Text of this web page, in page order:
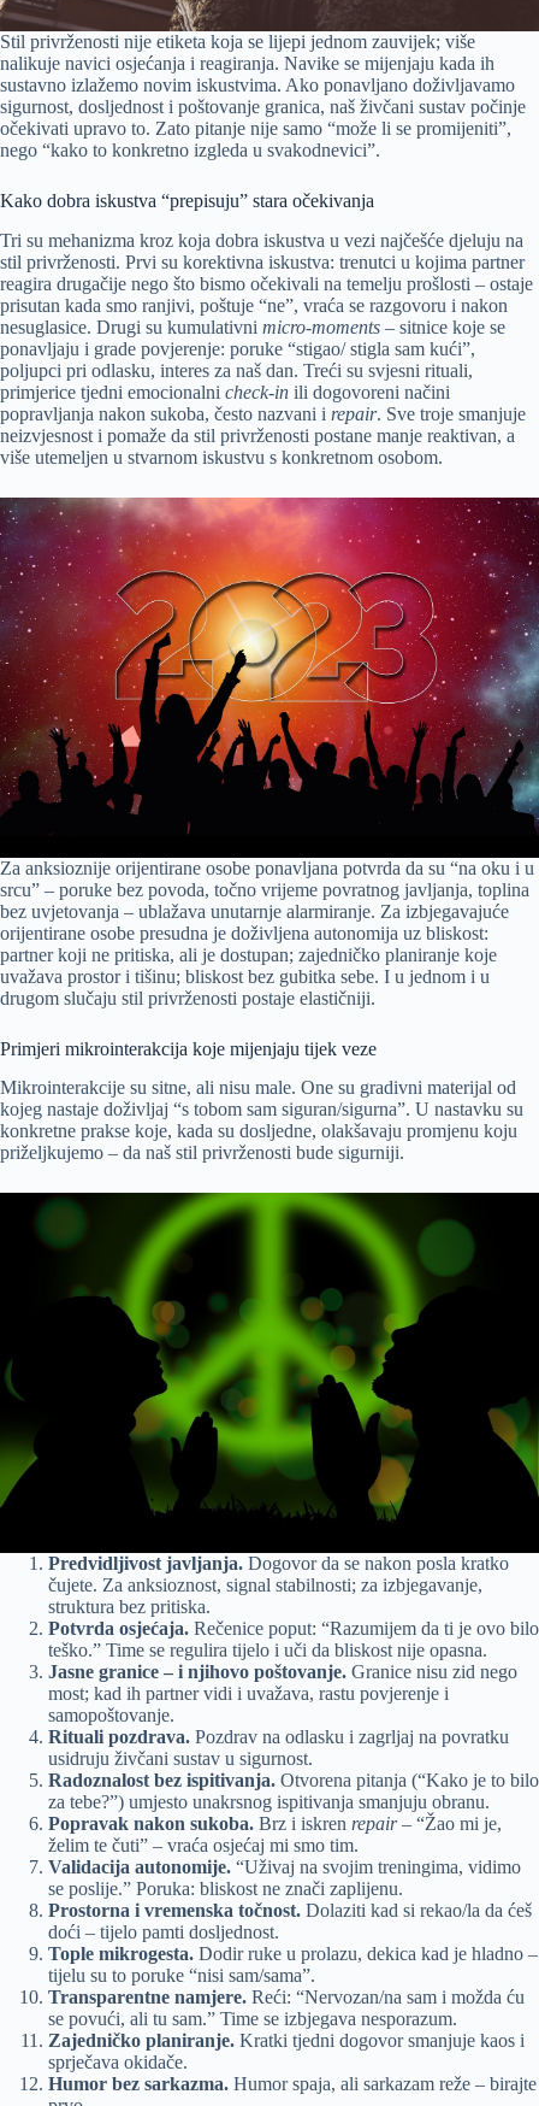
Stil privrženosti nije etiketa koja se lijepi jednom zauvijek; više
nalikuje navici osjećanja i reagiranja. Navike se mijenjaju kada ih
sustavno izlažemo novim iskustvima. Ako ponavljano doživljavamo
sigurnost, dosljednost i poštovanje granica, naš živčani sustav počinje
očekivati upravo to. Zato pitanje nije samo “može li se promijeniti”,
nego “kako to konkretno izgleda u svakodnevici”.
Kako dobra iskustva “prepisuju” stara očekivanja
Tri su mehanizma kroz koja dobra iskustva u vezi najčešće djeluju na
stil privrženosti. Prvi su korektivna iskustva: trenutci u kojima partner
reagira drugačije nego što bismo očekivali na temelju prošlosti – ostaje
prisutan kada smo ranjivi, poštuje “ne”, vraća se razgovoru i nakon
nesuglasice. Drugi su kumulativni micro-moments – sitnice koje se
ponavljaju i grade povjerenje: poruke “stigao/ stigla sam kući”,
poljupci pri odlasku, interes za naš dan. Treći su svjesni rituali,
primjerice tjedni emocionalni check-in ili dogovoreni načini
popravljanja nakon sukoba, često nazvani i repair. Sve troje smanjuje
neizvjesnost i pomaže da stil privrženosti postane manje reaktivan, a
više utemeljen u stvarnom iskustvu s konkretnom osobom.
Za anksioznije orijentirane osobe ponavljana potvrda da su “na oku i u
srcu” – poruke bez povoda, točno vrijeme povratnog javljanja, toplina
bez uvjetovanja – ublažava unutarnje alarmiranje. Za izbjegavajuće
orijentirane osobe presudna je doživljena autonomija uz bliskost:
partner koji ne pritiska, ali je dostupan; zajedničko planiranje koje
uvažava prostor i tišinu; bliskost bez gubitka sebe. I u jednom i u
drugom slučaju stil privrženosti postaje elastičniji.
Primjeri mikrointerakcija koje mijenjaju tijek veze
Mikrointerakcije su sitne, ali nisu male. One su gradivni materijal od
kojeg nastaje doživljaj “s tobom sam siguran/sigurna”. U nastavku su
konkretne prakse koje, kada su dosljedne, olakšavaju promjenu koju
priželjkujemo – da naš stil privrženosti bude sigurniji.
Predvidljivost javljanja. Dogovor da se nakon posla kratko
čujete. Za anksioznost, signal stabilnosti; za izbjegavanje,
struktura bez pritiska.
Potvrda osjećaja. Rečenice poput: “Razumijem da ti je ovo bilo
teško.” Time se regulira tijelo i uči da bliskost nije opasna.
Jasne granice – i njihovo poštovanje. Granice nisu zid nego
most; kad ih partner vidi i uvažava, rastu povjerenje i
samopoštovanje.
Rituali pozdrava. Pozdrav na odlasku i zagrljaj na povratku
usidruju živčani sustav u sigurnost.
Radoznalost bez ispitivanja. Otvorena pitanja (“Kako je to bilo
za tebe?”) umjesto unakrsnog ispitivanja smanjuju obranu.
Popravak nakon sukoba. Brz i iskren repair– “Žao mi je,
želim te čuti” – vraća osjećaj mi smo tim.
Validacija autonomije. “Uživaj na svojim treningima, vidimo
se poslije.” Poruka: bliskost ne znači zaplijenu.
Prostorna i vremenska točnost. Dolaziti kad si rekao/la da ćeš
doći – tijelo pamti dosljednost.
Tople mikrogesta. Dodir ruke u prolazu, dekica kad je hladno –
tijelu su to poruke “nisi sam/sama”.
Transparentne namjere. Reći: “Nervozan/na sam i možda ću
se povući, ali tu sam.” Time se izbjegava nesporazum.
Zajedničko planiranje. Kratki tjedni dogovor smanjuje kaos i
sprječava okidače.
Humor bez sarkazma. Humor spaja, ali sarkazam reže – birajte